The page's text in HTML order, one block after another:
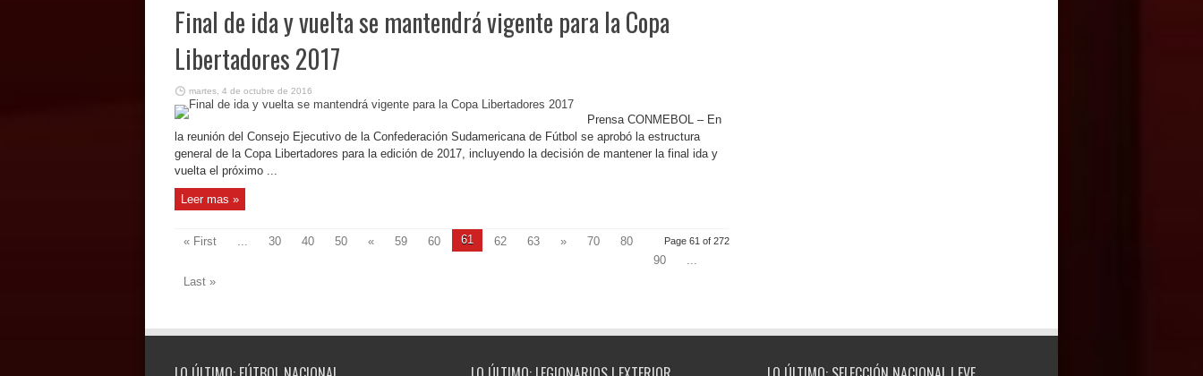
Final de ida y vuelta se mantendrá vigente para la Copa
Libertadores 2017
martes, 4 de octubre de 2016
Prensa CONMEBOL – En
la reunión del Consejo Ejecutivo de la Confederación Sudamericana de Fútbol se aprobó la estructura
general de la Copa Libertadores para la edición de 2017, incluyendo la decisión de mantener la final ida y
vuelta el próximo ...
Leer mas »
Page 61 of 272
« First ... 30 40 50 « 59 60 61 62 63 » 70
80
90
...
Last »